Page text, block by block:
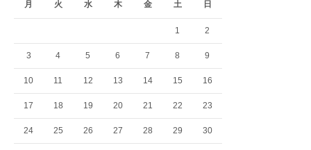
月 火 水 木 金 土 日
1 2
3 4 5 6 7 8 9
10 11 12 13 14 15 16
17 18 19 20 21 22 23
24 25 26 27 28 29 30